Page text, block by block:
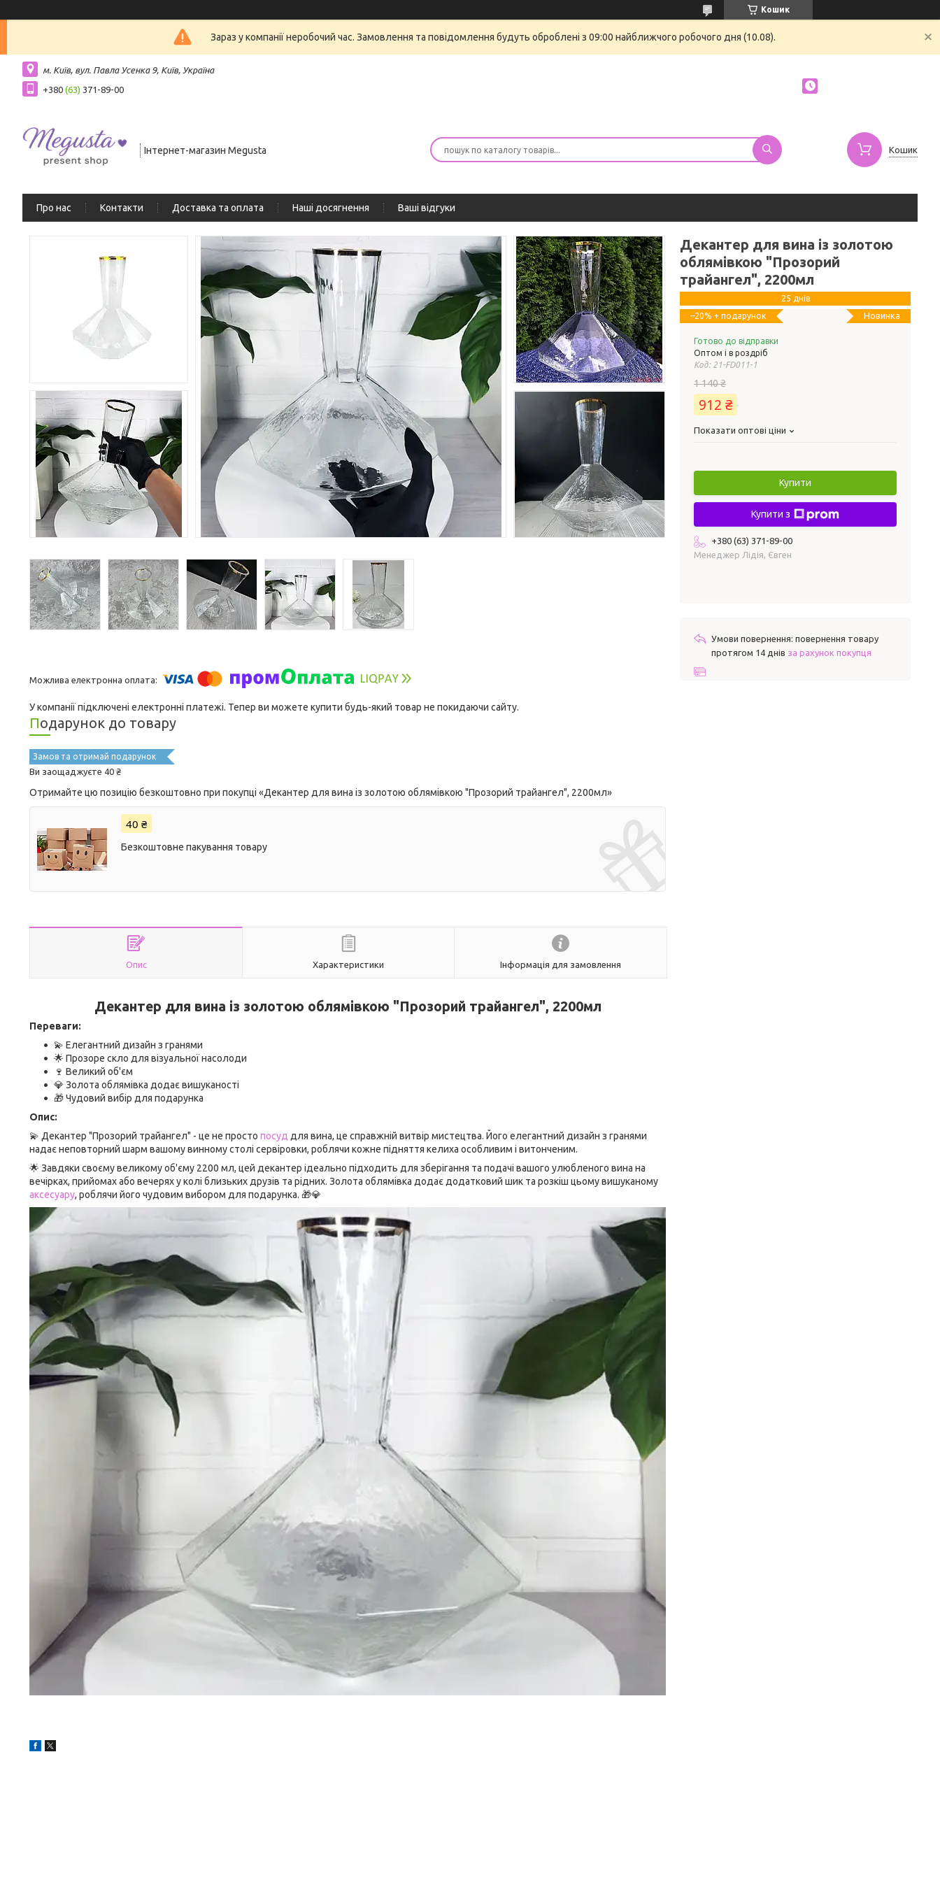
Кошик
Зараз у компанії неробочий час. Замовлення та повідомлення будуть оброблені з 09:00 найближчого робочого дня (10.08).
м. Київ, вул. Павла Усенка 9, Київ, Україна
+380 (63) 371-89-00
Інтернет-магазин Megusta Кошик
Про нас Контакти Доставка та оплата Наші досягнення Ваші відгуки
У компанії підключені електронні платежі. Тепер ви можете купити будь-який товар не покидаючи сайту.
Подарунок до товару
Замов та отримай подарунок
Ви заощаджуєте 40 ₴
Отримайте цю позицію безкоштовно при покупці «Декантер для вина із золотою облямівкою "Прозорий трайангел", 2200мл»
40 ₴
Безкоштовне пакування товару
Опис Характеристики Інформація для замовлення
Декантер для вина із золотою облямівкою "Прозорий трайангел", 2200мл
Переваги:
💫 Елегантний дизайн з гранями
🌟 Прозоре скло для візуальної насолоди
🍷 Великий об'єм
💎 Золота облямівка додає вишуканості
🎁 Чудовий вибір для подарунка
Опис:
💫 Декантер "Прозорий трайангел" - це не просто посуд для вина, це справжній витвір мистецтва. Його елегантний дизайн з гранями
надає неповторний шарм вашому винному столі сервіровки, роблячи кожне підняття келиха особливим і витонченим.
🌟 Завдяки своєму великому об'єму 2200 мл, цей декантер ідеально підходить для зберігання та подачі вашого улюбленого вина на
вечірках, прийомах або вечерях у колі близьких друзів та рідних. Золота облямівка додає додатковий шик та розкіш цьому вишуканому
аксесуару, роблячи його чудовим вибором для подарунка. 🎁💎
Декантер для вина із золотою
облямівкою "Прозорий
трайангел", 2200мл
Новинка
25 днів
–20%
Готово до відправки
Оптом і в роздріб
Код: 21-FD011-1
1 140 ₴
912 ₴
Показати оптові ціни
Купити
Купити з
+380 (63) 371-89-00
Менеджер Лідія, Євген
повернення товару
протягом 14 днів за рахунок покупця